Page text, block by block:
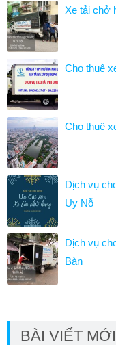
Xe tải chở
Cho thuê
Cho thuê
Dịch vụ
Uy Nỗ
Dịch vụ
Bàn
BÀI VIẾT